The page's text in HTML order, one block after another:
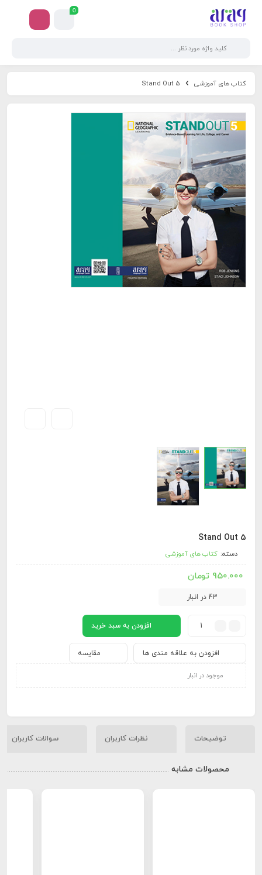
0
کتاب های آموزشی Stand Out 5
Stand Out 5
دسته: کتاب های آموزشی
950.000 تومان
43 در انبار
افزودن به سبد خرید
مقایسه افزودن به علاقه مندی ها
موجود در انبار
توضیحات نظرات کاربران سوالات کاربران
محصولات مشابه